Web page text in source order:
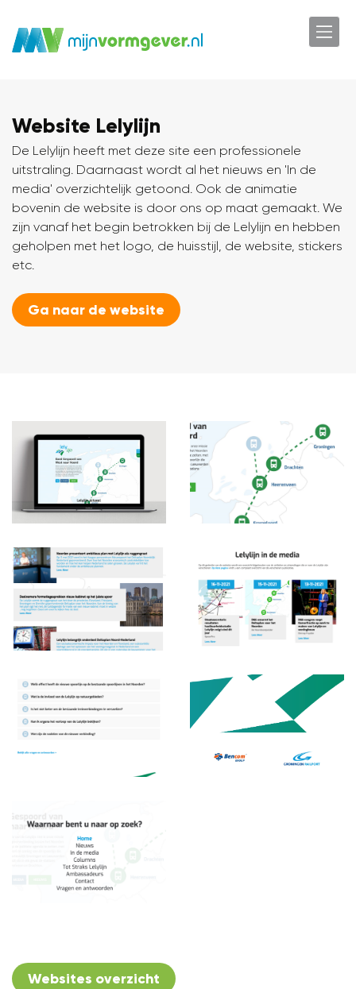
Website Lelylijn
De Lelylijn heeft met deze site een professionele
uitstraling. Daarnaast wordt al het nieuws en 'In de
media' overzichtelijk getoond. Ook de animatie
bovenin de website is door ons op maat gemaakt. We
zijn vanaf het begin betrokken bij de Lelylijn en hebben
geholpen met het logo, de huisstijl, de website, stickers
etc.
Ga naar de website
Websites overzicht